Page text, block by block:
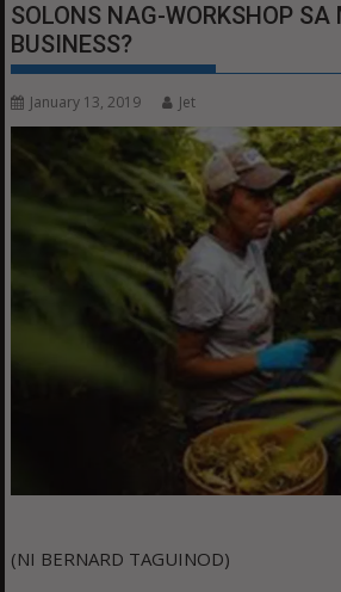
SOLONS NAG-WORKSHOP
BUSINESS?
January 13, 2019 Jet
(NI BERNARD TAGUINOD)